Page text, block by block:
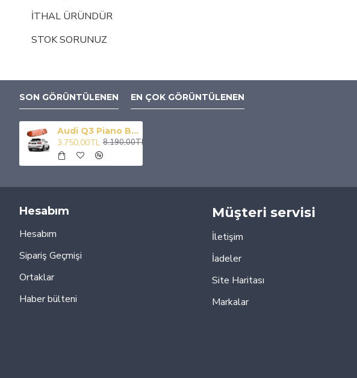
İTHAL ÜRÜNDÜR
STOK SORUNUZ
SON GÖRÜNTÜLENEN EN ÇOK GÖRÜNTÜLENEN
Audi Q3 Piano Black Spoiler 2013+
3.750,00TL 8.190,00TL
Hesabım
Hesabım
Sipariş Geçmişi
Ortaklar
Haber bülteni
Müşteri servisi
İletişim
İadeler
Site Haritası
Markalar